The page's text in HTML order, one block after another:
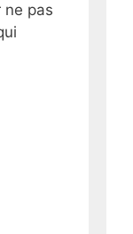
ne pas